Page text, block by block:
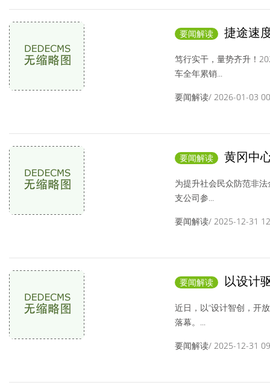
要闻解读
捷途速
辆，同比增长
笃行实干，量势齐升！
车全年累销...
要闻解读/ 2026-01-03
要闻解读
黄冈中
范非法金融宣传
为提升社会民众防范非
支公司参...
要闻解读/ 2025-12-31
要闻解读
以设计
计战略斩获行业
近日，以“设计智创，开
落幕。...
要闻解读/ 2025-12-31